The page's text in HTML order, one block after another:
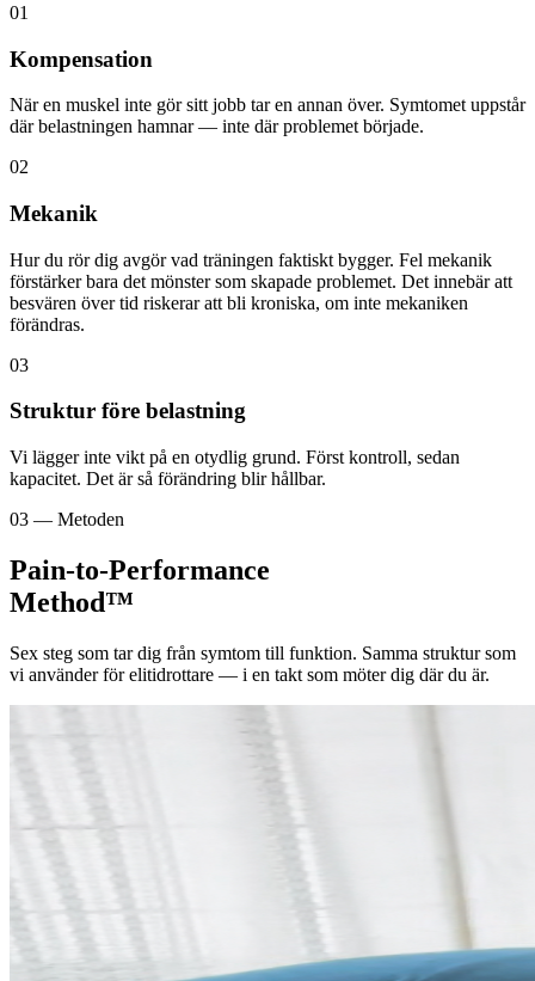
01
Kompensation
När en muskel inte gör sitt jobb tar en annan över. Symtomet uppstår
där belastningen hamnar — inte där problemet började.
02
Mekanik
Hur du rör dig avgör vad träningen faktiskt bygger. Fel mekanik
förstärker bara det mönster som skapade problemet. Det innebär att
besvären över tid riskerar att bli kroniska, om inte mekaniken
förändras.
03
Struktur före belastning
Vi lägger inte vikt på en otydlig grund. Först kontroll, sedan
kapacitet. Det är så förändring blir hållbar.
03 — Metoden
Pain-to-Performance
Method™
Sex steg som tar dig från symtom till funktion. Samma struktur som
vi använder för elitidrottare — i en takt som möter dig där du är.